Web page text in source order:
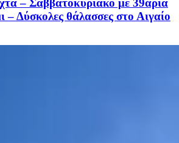
– Δύσκολες θάλασσες στο Αιγαίο